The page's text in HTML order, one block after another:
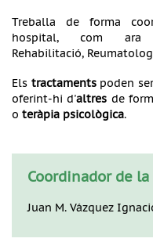
Treballa de forma
hospital, com ara
Rehabilitació,
Els tractaments poden
oferint-hi d'altres de
o teràpia psicològica.
Coordinador de
Juan M. Vázquez